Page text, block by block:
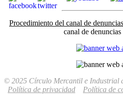
Procedimiento del canal de denuncias
canal de
© 2025 Círculo Mercantil e Industrial
Política de privacidad
Política de